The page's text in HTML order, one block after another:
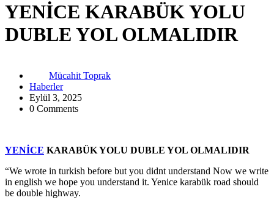
YENİCE KARABÜK YOLU
DUBLE YOL OLMALIDIR
Mücahit Toprak
Haberler
Eylül 3, 2025
0 Comments
YENİCE KARABÜK YOLU DUBLE YOL OLMALIDIR
“We wrote in turkish before but you didnt understand Now we write
in english we hope you understand it. Yenice karabük road should
be double highway.